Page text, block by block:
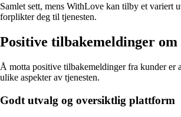
Samlet sett, mens WithLove kan tilby et variert
forplikter deg til tjenesten.
Positive tilbakemeldinger
Å motta positive tilbakemeldinger fra kunder er
ulike aspekter av tjenesten.
Godt utvalg og oversiktlig plattform